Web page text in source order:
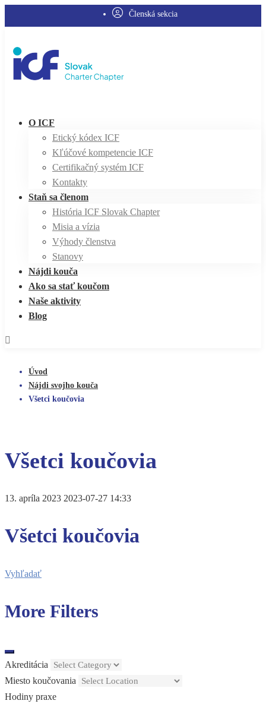
Členská sekcia
O ICF
Etický kódex ICF
Kľúčové kompetencie ICF
Certifikačný systém ICF
Kontakty
Staň sa členom
História ICF Slovak Chapter
Misia a vízia
Výhody členstva
Stanovy
Nájdi kouča
Ako sa stať koučom
Naše aktivity
Blog
Úvod
Nájdi svojho kouča
Všetci koučovia
Všetci koučovia
13. apríla 2023 2023-07-27 14:33
Všetci koučovia
Vyhľadať
More Filters
Akreditácia
Miesto koučovania
Hodiny praxe